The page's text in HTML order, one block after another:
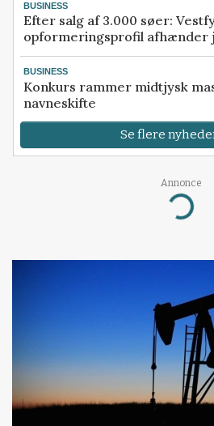
BUSINESS
Efter salg af 3.000 søer:
opformeringsprofil afhænder
BUSINESS
Konkurs rammer midtjysk
navneskifte
Se flere
Annonce
Loading...